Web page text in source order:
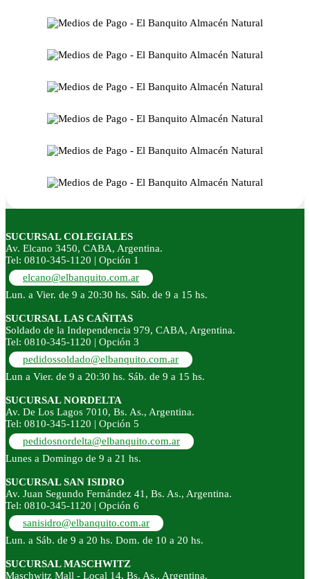
SUCURSAL COLEGIALES
Av. Elcano 3450, CABA, Argentina.
Tel: 0810-345-1120 | Opción 1
elcano@elbanquito.com.ar
Lun. a Vier. de 9 a 20:30 hs. Sáb. de 9 a 15 hs.
SUCURSAL LAS CAÑITAS
Soldado de la Independencia 979, CABA, Argentina.
Tel: 0810-345-1120 | Opción 3
pedidossoldado@elbanquito.com.ar
Lun a Vier. de 9 a 20:30 hs. Sáb. de 9 a 15 hs.
SUCURSAL NORDELTA
Av. De Los Lagos 7010, Bs. As., Argentina.
Tel: 0810-345-1120 | Opción 5
pedidosnordelta@elbanquito.com.ar
Lunes a Domingo de 9 a 21 hs.
SUCURSAL SAN ISIDRO
Av. Juan Segundo Fernández 41, Bs. As., Argentina.
Tel: 0810-345-1120 | Opción 6
sanisidro@elbanquito.com.ar
Lun. a Sáb. de 9 a 20 hs. Dom. de 10 a 20 hs.
SUCURSAL MASCHWITZ
Maschwitz Mall - Local 14, Bs. As., Argentina.